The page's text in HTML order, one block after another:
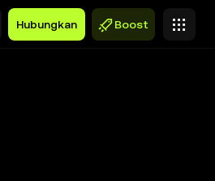
Hubungkan Boost